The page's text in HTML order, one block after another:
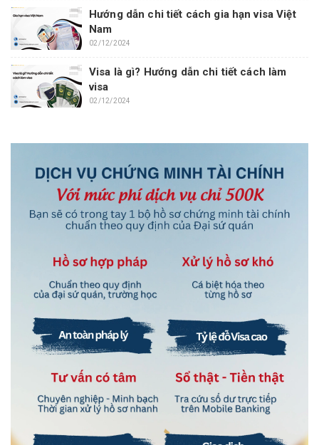
Hướng dẫn chi tiết cách gia hạn visa Việt
Nam
02/12/2024
Visa là gì? Hướng dẫn chi tiết cách làm
visa
02/12/2024